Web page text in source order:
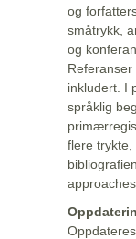
og
småtrykk,
og
inkludert. I
språklig
flere trykte,